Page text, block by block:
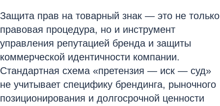
Защита прав на товарный знак — это не только
правовая процедура, но и инструмент
управления репутацией бренда и защиты
коммерческой идентичности компании.
Стандартная схема «претензия — иск — суд»
не учитывает специфику брендинга, рыночного
позиционирования и долгосрочной ценности